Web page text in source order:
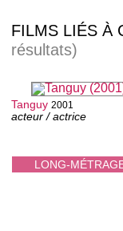
FILMS LIÉS À
résultats)
LONG-
Tanguy 2001
acteur / actrice